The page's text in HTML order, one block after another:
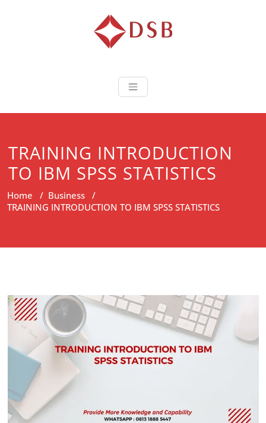
Diorama
TRAINING INTRODUCTION
TO IBM SPSS STATISTICS
Home / Business /
TRAINING INTRODUCTION TO IBM SPSS STATISTICS